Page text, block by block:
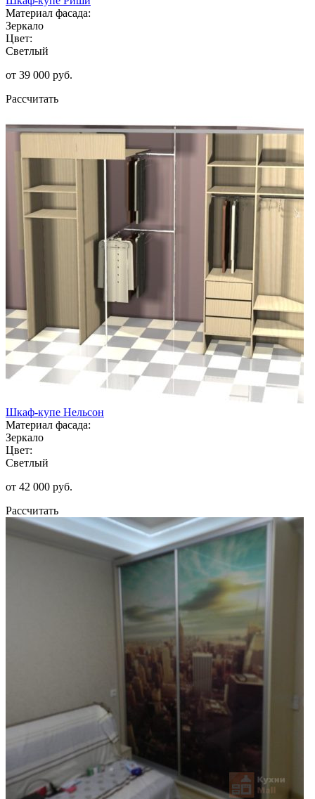
Материал фасада:
Зеркало
Цвет:
Светлый
от 39 000 руб.
Рассчитать
Шкаф-купе Нельсон
Материал фасада:
Зеркало
Цвет:
Светлый
от 42 000 руб.
Рассчитать